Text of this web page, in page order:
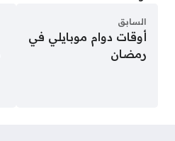
السابق
أوقات دوام موبايلي في
رمضان